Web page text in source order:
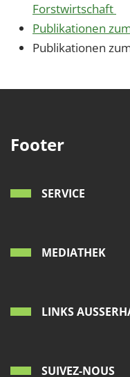
Forstwirtschaft
Publikationen
Publikationen
Footer
SERVICE
MEDIATHEK
LINKS
SUIVEZ-NOUS